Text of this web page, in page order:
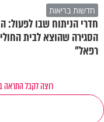
חדשות בריאות
חדרי הניתוח שבו לפעול:
הסגירה שהוצא לבית
רפאל"
רוצה לקבל התראה